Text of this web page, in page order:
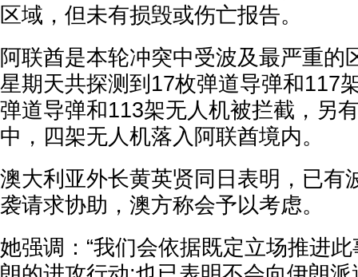
区域，但未有损毁或伤亡报告。
阿联酋是本轮冲突中受波及最严重的
星期天共探测到17枚弹道导弹和117
弹道导弹和113架无人机被拦截，另
中，四架无人机落入阿联酋境内。
澳大利亚外长黄英贤同日表明，已有
袭请求协助，澳方称会予以考虑。
她强调：“我们会依据既定立场推进